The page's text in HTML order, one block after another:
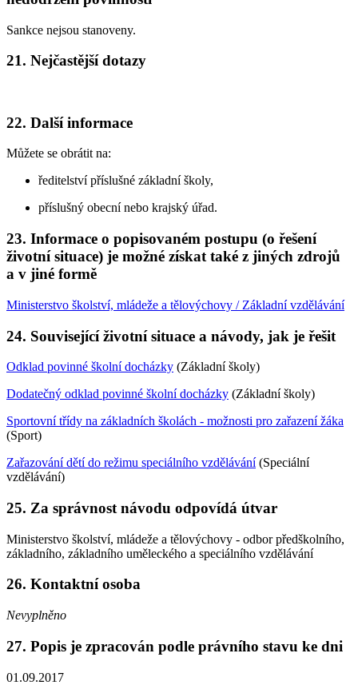
Sankce nejsou stanoveny.
21. Nejčastější dotazy
22. Další informace
Můžete se obrátit na:
ředitelství příslušné základní školy,
příslušný obecní nebo krajský úřad.
23. Informace o popisovaném postupu (o řešení
životní situace) je možné získat také z jiných zdrojů
a v jiné formě
Ministerstvo školství, mládeže a tělovýchovy / Základní vzdělávání
24. Související životní situace a návody, jak je řešit
Odklad povinné školní docházky (Základní školy)
Dodatečný odklad povinné školní docházky (Základní školy)
Sportovní třídy na základních školách - možnosti pro zařazení žáka
(Sport)
Zařazování dětí do režimu speciálního vzdělávání(Speciální
vzdělávání)
25. Za správnost návodu odpovídá útvar
Ministerstvo školství, mládeže a tělovýchovy - odbor předškolního,
základního, základního uměleckého a speciálního vzdělávání
26. Kontaktní osoba
Nevyplněno
27. Popis je zpracován podle právního stavu ke dni
01.09.2017